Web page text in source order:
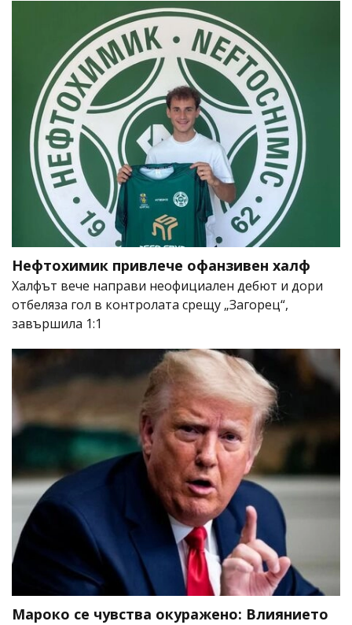
Нефтохимик привлече офанзивен халф
Халфът вече направи неофициален дебют и дори
отбеляза гол в контролата срещу „Загорец“,
завършила 1:1
Мароко се чувства окуражено: Влиянието